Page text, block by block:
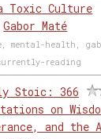
Toxic Culture
Gabor Maté
mental-health,
reading
Stoic: 366
on
and the